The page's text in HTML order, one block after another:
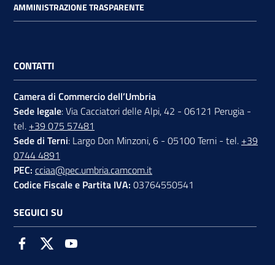
AMMINISTRAZIONE TRASPARENTE
CONTATTI
Camera di Commercio dell’Umbria
Sede legale: Via Cacciatori delle Alpi, 42 - 06121 Perugia -
tel. +39 075 57481
Sede di Terni: Largo Don Minzoni, 6 - 05100 Terni - tel. +39
0744 4891
PEC: cciaa@pec.umbria.camcom.it
Codice Fiscale e Partita IVA: 03764550541
SEGUICI SU
FacebookTwitter